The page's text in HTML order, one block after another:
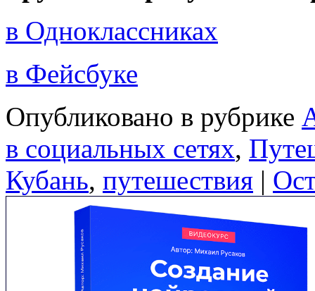
в Одноклассниках
в Фейсбуке
Опубликовано в рубрике
в социальных сетях,
Кубань, путешествия |